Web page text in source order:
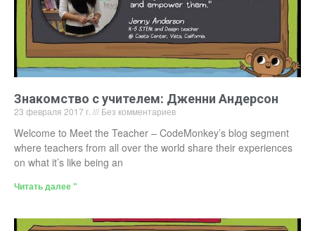
Знакомство с учителем: Дженни Андерсон
23 февраля 2017 г. Без комментариев
Welcome to Meet the Teacher – CodeMonkey’s blog segment
where teachers from all over the world share their experiences
on what it’s like being an
Читать далее "